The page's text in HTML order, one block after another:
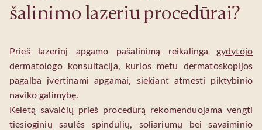
šalinimo lazeriu procedūrai?
Prieš lazerinį apgamo pašalinimą reikalinga gydytojo
dermatologo konsultacija, kurios metu dermatoskopijos
pagalba įvertinami apgamai, siekiant atmesti piktybinio
naviko galimybę.
Keletą savaičių prieš procedūrą rekomenduojama vengti
tiesioginių saulės spindulių, soliariumų bei savaiminio